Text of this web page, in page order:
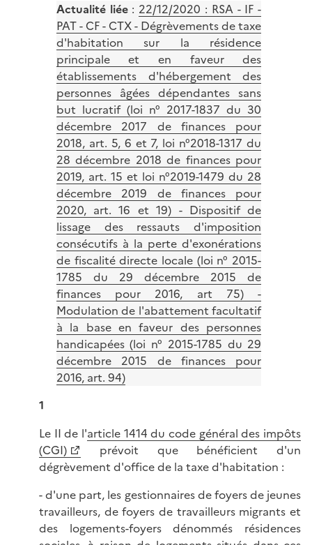
Actualité liée: 22/12/2020 : RSA - IF -
PAT - CF - CTX - Dégrèvements de taxe
d'habitation sur la résidence
principale et en faveur des
établissements d'hébergement des
personnes âgées dépendantes sans
but lucratif (loi n° 2017-1837 du 30
décembre 2017 de finances pour
2018, art. 5, 6 et 7, loi n°2018-1317 du
28 décembre 2018 de finances pour
2019, art. 15 et loi n°2019-1479 du 28
décembre 2019 de finances pour
2020, art. 16 et 19) - Dispositif de
lissage des ressauts d'imposition
consécutifs à la perte d'exonérations
de fiscalité directe locale (loi n° 2015-
1785 du 29 décembre 2015 de
finances pour 2016, art 75) -
Modulation de l'abattement facultatif
à la base en faveur des personnes
handicapées (loi n° 2015-1785 du 29
décembre 2015 de finances pour
2016, art. 94)
1
Le II de l'article 1414 du code général des impôts
(CGI)
prévoit que bénéficient d'un
dégrèvement d'office de la taxe d'habitation :
- d'une part, les gestionnaires de foyers de jeunes
travailleurs, de foyers de travailleurs migrants et
des logements-foyers dénommés résidences